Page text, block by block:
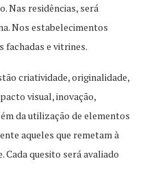
Nas residências, será
Nos estabelecimentos
fachadas e vitrines.
criatividade, originalidade,
visual, inovação,
da utilização de elementos
aqueles que remetam à
Cada quesito será avaliado